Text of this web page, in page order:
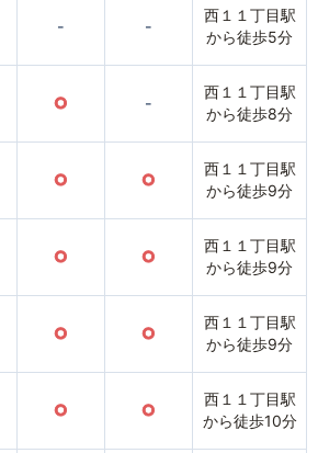
- -
西１１丁目駅
から徒歩5分
○ -
西１１丁目駅
から徒歩8分
○ ○
西１１丁目駅
から徒歩9分
○ ○
西１１丁目駅
から徒歩9分
○ ○
西１１丁目駅
から徒歩9分
○ ○
西１１丁目駅
から徒歩10分